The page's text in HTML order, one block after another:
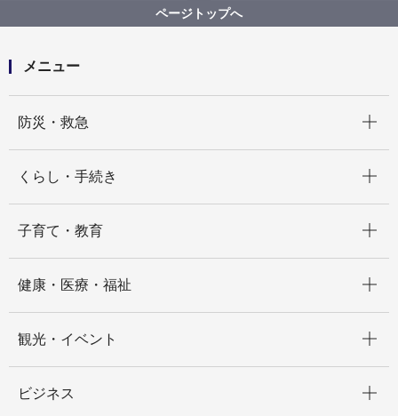
新型コロナウイルス感染症による新たな市内の患者確
認について
ページトップへ
メニュー
防災・救急
くらし・手続き
子育て・教育
健康・医療・福祉
観光・イベント
ビジネス